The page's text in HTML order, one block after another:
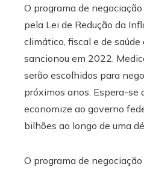
O programa de
pela Lei de Redução da
climático, fiscal e de
sancionou em 2022.
serão escolhidos para
próximos anos. Espera-se
economize ao governo
bilhões ao longo de uma
O programa de